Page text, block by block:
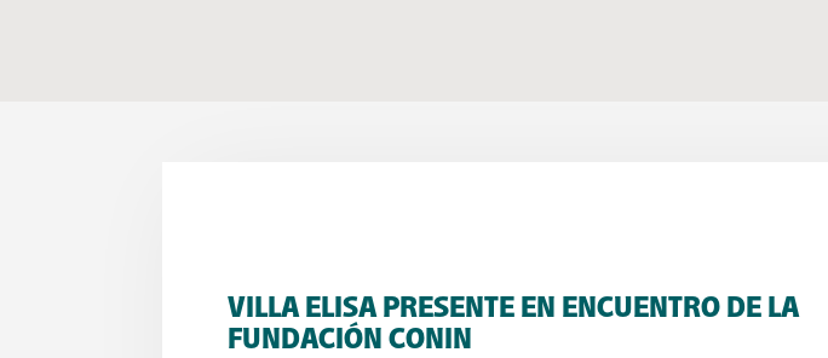
VILLA ELISA PRESENTE EN ENCUENTRO DE LA
FUNDACIÓN CONIN